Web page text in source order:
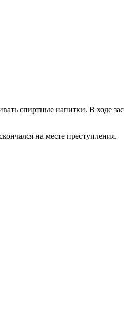
спиртные напитки. В ходе
на месте преступления.